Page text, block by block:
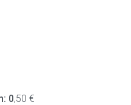
0,50 €